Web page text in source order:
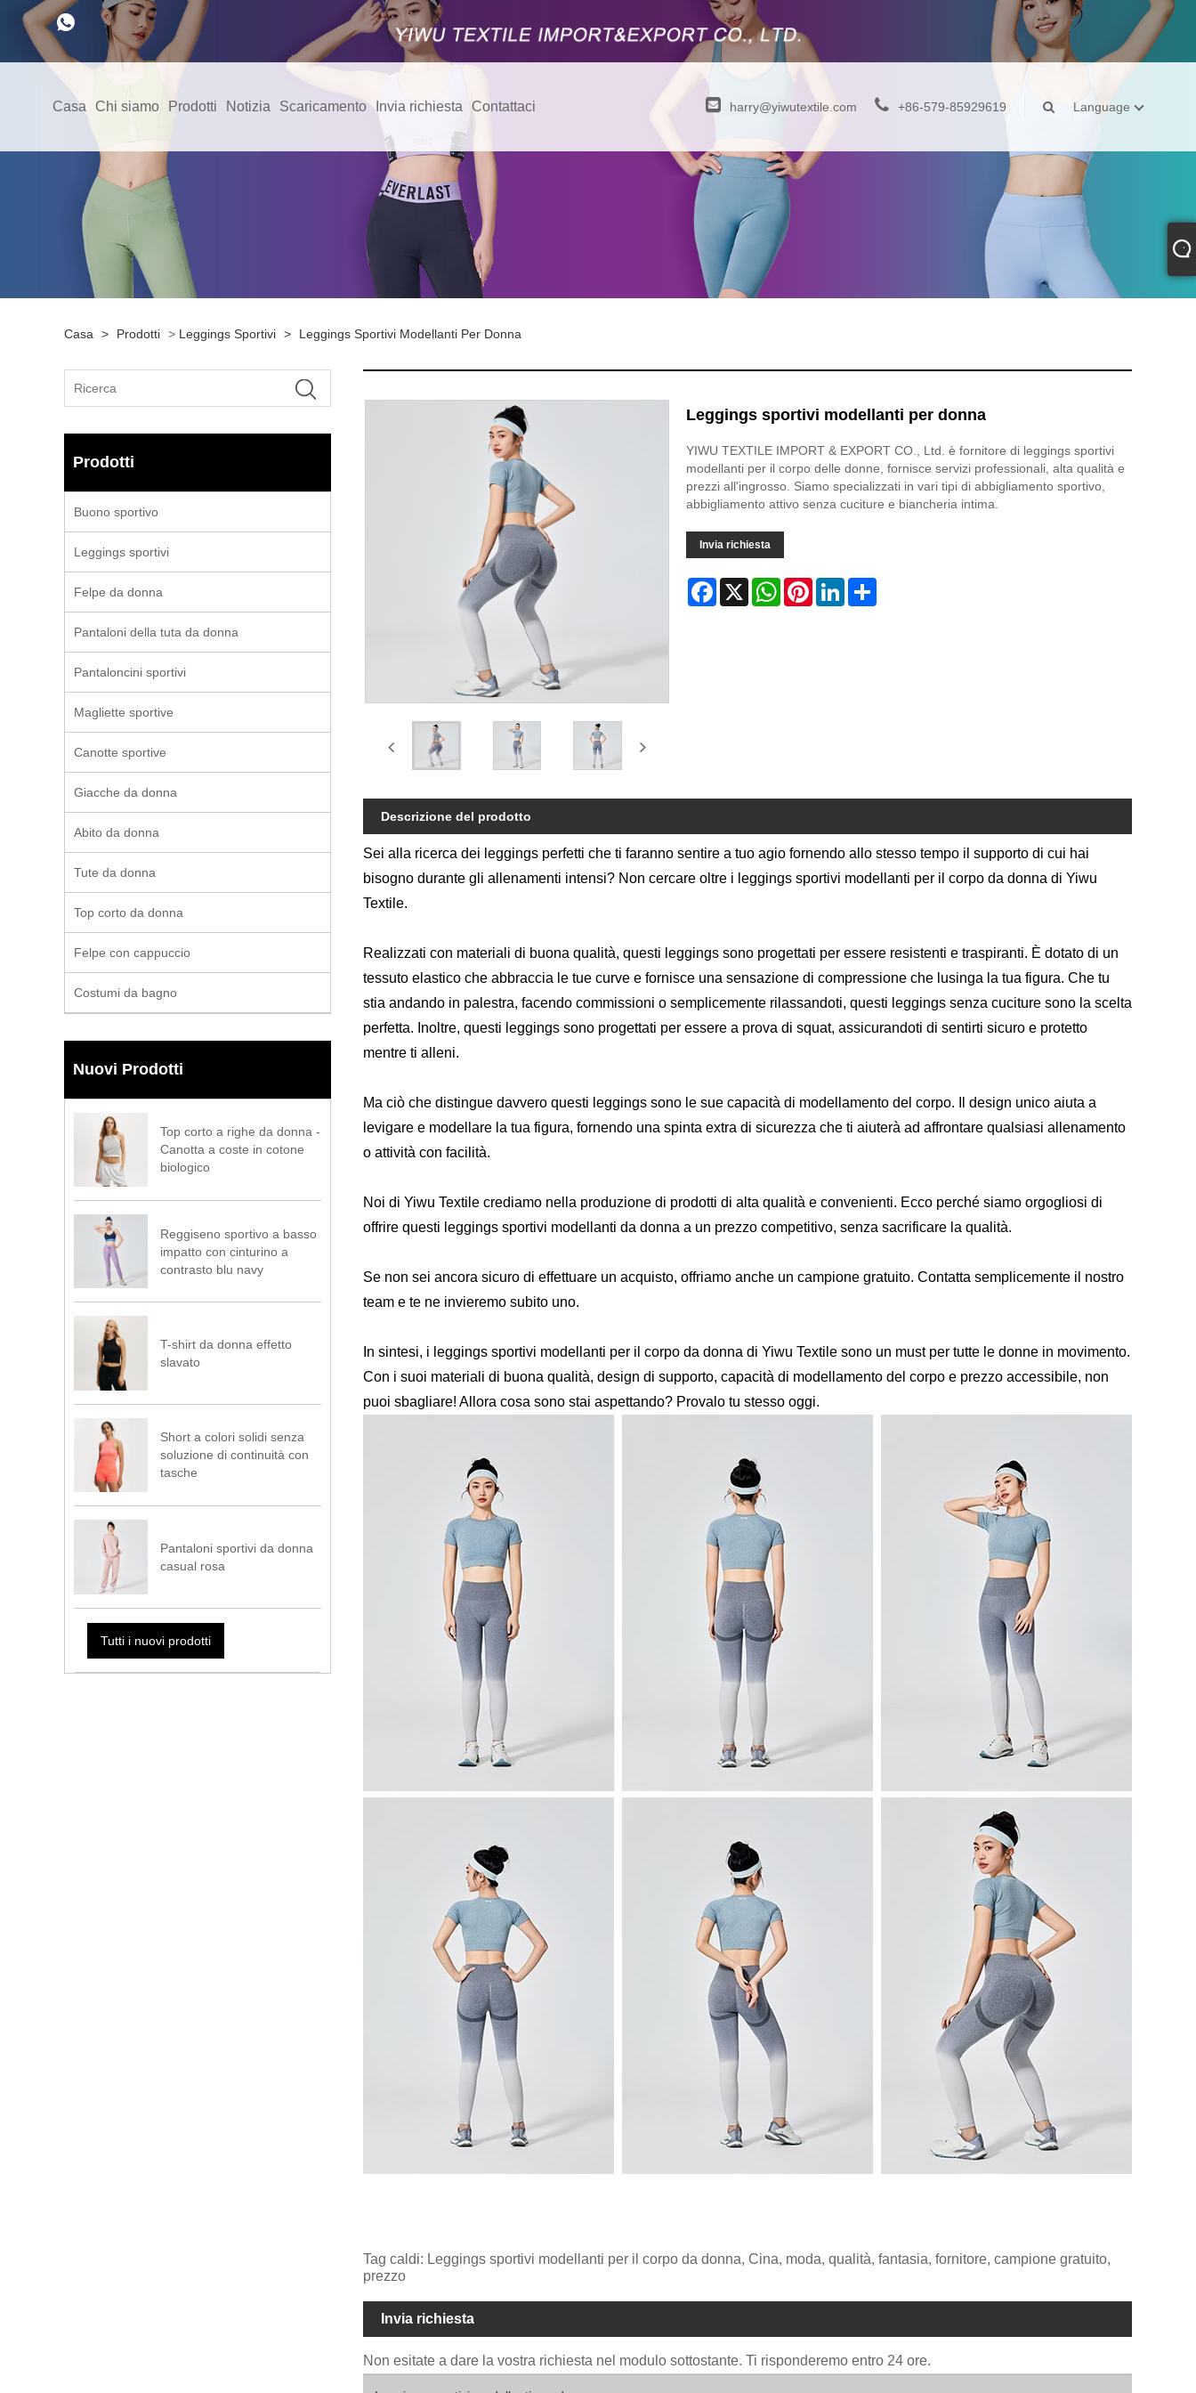
Casa Chi siamo Prodotti Notizia Scaricamento Invia richiesta Contattaci harry@yiwutextile.com +86-579-85929619 Language
Casa > Prodotti > Leggings Sportivi > Leggings Sportivi Modellanti Per Donna
Prodotti
Buono sportivo
Leggings sportivi
Felpe da donna
Pantaloni della tuta da donna
Pantaloncini sportivi
Magliette sportive
Canotte sportive
Giacche da donna
Abito da donna
Tute da donna
Top corto da donna
Felpe con cappuccio
Costumi da bagno
Nuovi Prodotti
Top corto a righe da donna -
Canotta a coste in cotone
biologico
Reggiseno sportivo a basso
impatto con cinturino a
contrasto blu navy
T-shirt da donna effetto
slavato
Short a colori solidi senza
soluzione di continuità con
tasche
Pantaloni sportivi da donna
casual rosa
Tutti i nuovi prodotti
Leggings sportivi modellanti per donna
YIWU TEXTILE IMPORT & EXPORT CO., Ltd. è fornitore di leggings sportivi
modellanti per il corpo delle donne, fornisce servizi professionali, alta qualità e
prezzi all'ingrosso. Siamo specializzati in vari tipi di abbigliamento sportivo,
abbigliamento attivo senza cuciture e biancheria intima.
Invia richiesta
Facebook
X WhatsAppPinterestLinkedInShare
Descrizione del prodotto
Sei alla ricerca dei leggings perfetti che ti faranno sentire a tuo agio fornendo allo stesso tempo il supporto di cui hai
bisogno durante gli allenamenti intensi? Non cercare oltre i leggings sportivi modellanti per il corpo da donna di Yiwu
Textile.
Realizzati con materiali di buona qualità, questi leggings sono progettati per essere resistenti e traspiranti. È dotato di un
tessuto elastico che abbraccia le tue curve e fornisce una sensazione di compressione che lusinga la tua figura. Che tu
stia andando in palestra, facendo commissioni o semplicemente rilassandoti, questi leggings senza cuciture sono la scelta
perfetta. Inoltre, questi leggings sono progettati per essere a prova di squat, assicurandoti di sentirti sicuro e protetto
mentre ti alleni.
Ma ciò che distingue davvero questi leggings sono le sue capacità di modellamento del corpo. Il design unico aiuta a
levigare e modellare la tua figura, fornendo una spinta extra di sicurezza che ti aiuterà ad affrontare qualsiasi allenamento
o attività con facilità.
Noi di Yiwu Textile crediamo nella produzione di prodotti di alta qualità e convenienti. Ecco perché siamo orgogliosi di
offrire questi leggings sportivi modellanti da donna a un prezzo competitivo, senza sacrificare la qualità.
Se non sei ancora sicuro di effettuare un acquisto, offriamo anche un campione gratuito. Contatta semplicemente il nostro
team e te ne invieremo subito uno.
In sintesi, i leggings sportivi modellanti per il corpo da donna di Yiwu Textile sono un must per tutte le donne in movimento.
Con i suoi materiali di buona qualità, design di supporto, capacità di modellamento del corpo e prezzo accessibile, non
puoi sbagliare! Allora cosa sono stai aspettando? Provalo tu stesso oggi.
Tag caldi: Leggings sportivi modellanti per il corpo da donna, Cina, moda, qualità, fantasia, fornitore, campione gratuito,
prezzo
Invia richiesta
Non esitate a dare la vostra richiesta nel modulo sottostante. Ti risponderemo entro 24 ore.